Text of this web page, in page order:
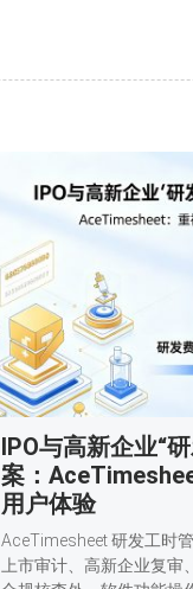
IPO与高新企业“
案：
用户体验
AceTimesheet 研发工时
上市审计、高新企业复